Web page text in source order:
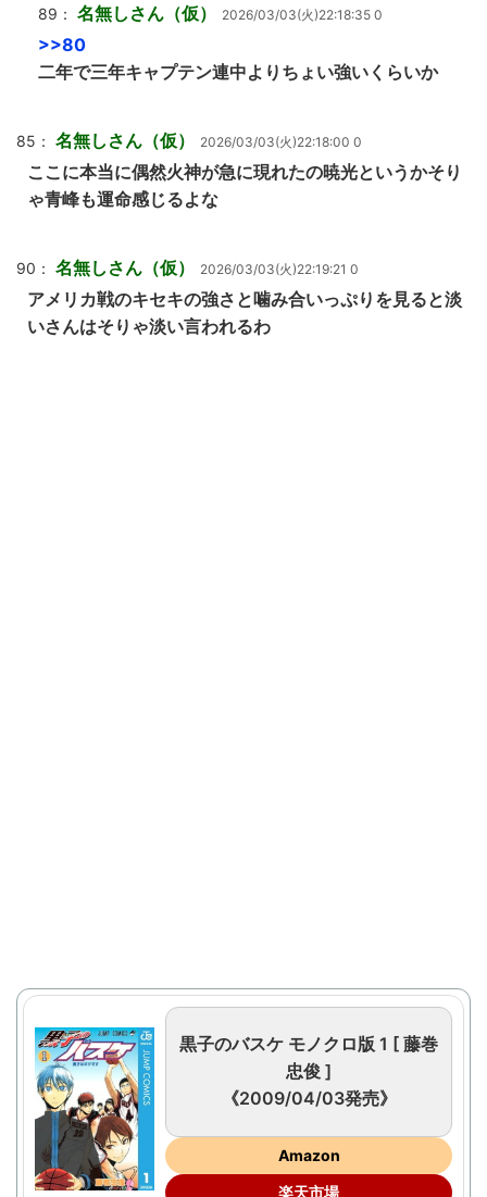
89： 名無しさん（仮） 2026/03/03(火)22:18:35 0
>>80
二年で三年キャプテン連中よりちょい強いくらいか
85： 名無しさん（仮） 2026/03/03(火)22:18:00 0
ここに本当に偶然火神が急に現れたの暁光というかそり
ゃ青峰も運命感じるよな
90： 名無しさん（仮） 2026/03/03(火)22:19:21 0
アメリカ戦のキセキの強さと噛み合いっぷりを見ると淡
いさんはそりゃ淡い言われるわ
黒子のバスケ モノクロ版 1 [ 藤巻
忠俊 ]
《2009/04/03発売》
Amazon
楽天市場